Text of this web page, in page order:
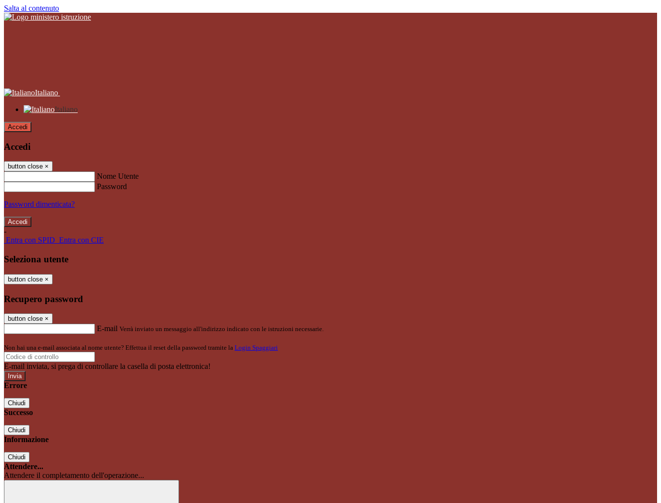
Salta al contenuto
Italiano
Italiano
Accedi
Accedi
button close ×
Nome Utente
Password
Password dimenticata?
-
Entra con SPID Entra con CIE
Seleziona utente
button close ×
Recupero password
button close ×
E-mail Verrà inviato un messaggio all'indirizzo indicato con le istruzioni necessarie.
Non hai una e-mail associata al nome utente? Effettua il reset della password tramite la Login Spaggiari
E-mail inviata, si prega di controllare la casella di posta elettronica!
Errore
Chiudi
Successo
Chiudi
Informazione
Chiudi
Attendere...
Attendere il completamento dell'operazione...